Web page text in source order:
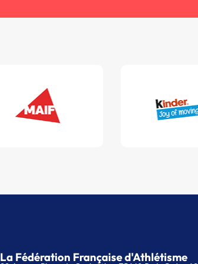
La Fédération Française d'Athlétisme